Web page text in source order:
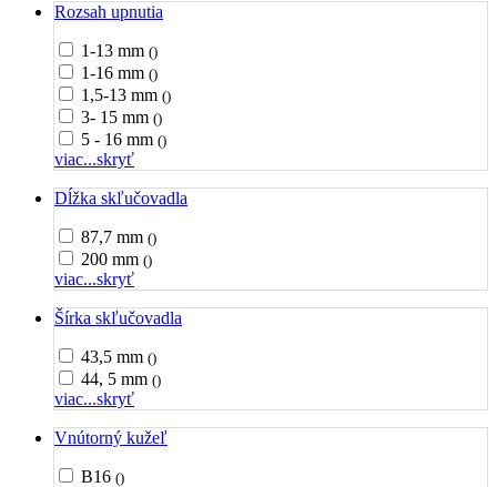
Rozsah upnutia
1-13 mm ()
1-16 mm ()
1,5-13 mm ()
3- 15 mm ()
5 - 16 mm ()
viac...skryť
Dĺžka skľučovadla
87,7 mm ()
200 mm ()
viac...skryť
Šírka skľučovadla
43,5 mm ()
44, 5 mm ()
viac...skryť
Vnútorný kužeľ
B16 ()